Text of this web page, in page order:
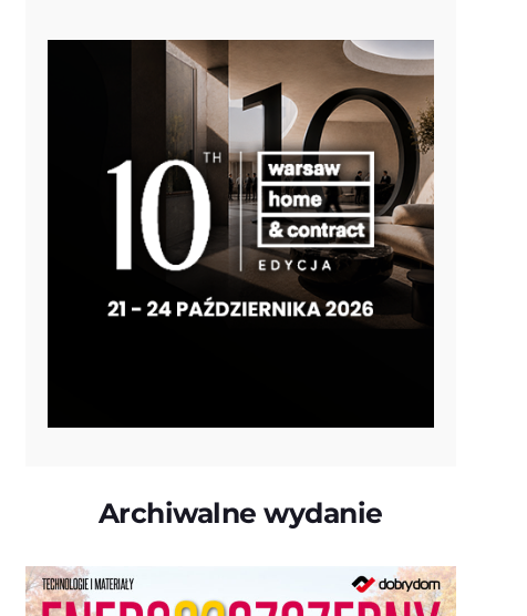
Archiwalne wydanie